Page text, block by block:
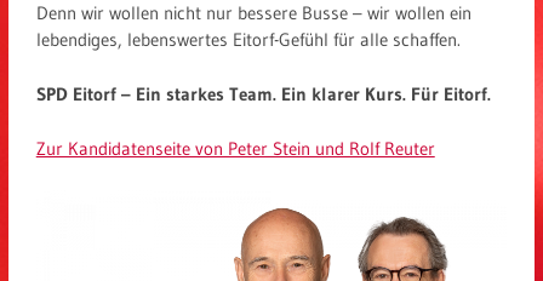
Denn wir wollen nicht nur bessere Busse – wir wollen ein
lebendiges, lebenswertes Eitorf-Gefühl für alle schaffen.
SPD Eitorf – Ein starkes Team. Ein klarer Kurs. Für Eitorf.
Zur Kandidatenseite von Peter Stein und Rolf Reuter